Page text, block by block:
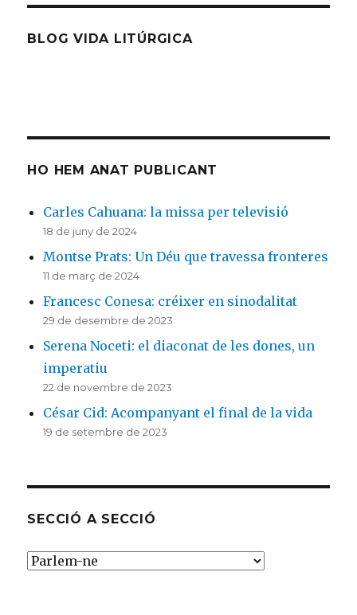
BLOG VIDA LITÚRGICA
HO HEM ANAT PUBLICANT
Carles Cahuana: la missa per televisió
18 de juny de 2024
Montse Prats: Un Déu que travessa fronteres
11 de març de 2024
Francesc Conesa: créixer en sinodalitat
29 de desembre de 2023
Serena Noceti: el diaconat de les dones, un
imperatiu
22 de novembre de 2023
César Cid: Acompanyant el final de la vida
19 de setembre de 2023
SECCIÓ A SECCIÓ
SECCIÓ